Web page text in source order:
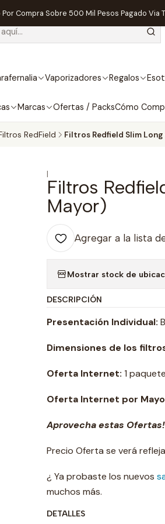
Vaporizadores Regalos
Marcas Ofertas / PacksCómo
Compra Sobre 500 Mil Pesos Pagado Via
RedField Filtros Redfield Slim
|
Filtros
Mayor)
Agregar a la lista
Mostrar stock de
DESCRIPCIÓN
Presentación Individual:
Dimensiones de los
Oferta Internet: 1 paquete
Oferta Internet por
Aprovecha estas
Precio Oferta se verá
¿ Ya probaste los nuevos
muchos más.
DETALLES